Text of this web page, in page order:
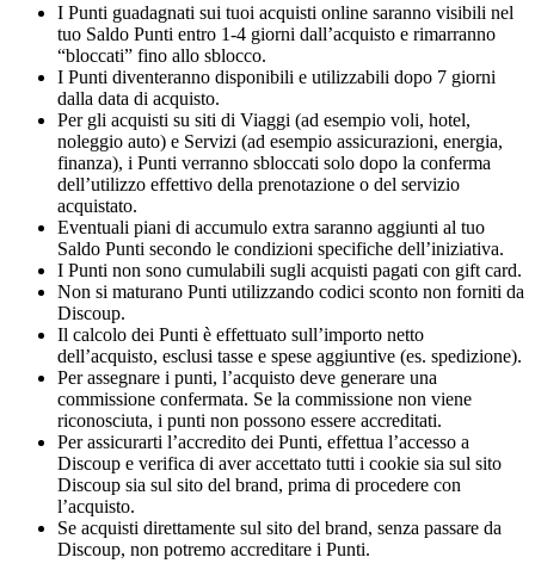
I Punti guadagnati sui tuoi acquisti online saranno visibili nel
tuo Saldo Punti entro 1-4 giorni dall’acquisto e rimarranno
“bloccati” fino allo sblocco.
I Punti diventeranno disponibili e utilizzabili dopo 7 giorni
dalla data di acquisto.
Per gli acquisti su siti di Viaggi (ad esempio voli, hotel,
noleggio auto) e Servizi (ad esempio assicurazioni, energia,
finanza), i Punti verranno sbloccati solo dopo la conferma
dell’utilizzo effettivo della prenotazione o del servizio
acquistato.
Eventuali piani di accumulo extra saranno aggiunti al tuo
Saldo Punti secondo le condizioni specifiche dell’iniziativa.
I Punti non sono cumulabili sugli acquisti pagati con gift card.
Non si maturano Punti utilizzando codici sconto non forniti da
Discoup.
Il calcolo dei Punti è effettuato sull’importo netto
dell’acquisto, esclusi tasse e spese aggiuntive (es. spedizione).
Per assegnare i punti, l’acquisto deve generare una
commissione confermata. Se la commissione non viene
riconosciuta, i punti non possono essere accreditati.
Per assicurarti l’accredito dei Punti, effettua l’accesso a
Discoup e verifica di aver accettato tutti i cookie sia sul sito
Discoup sia sul sito del brand, prima di procedere con
l’acquisto.
Se acquisti direttamente sul sito del brand, senza passare da
Discoup, non potremo accreditare i Punti.